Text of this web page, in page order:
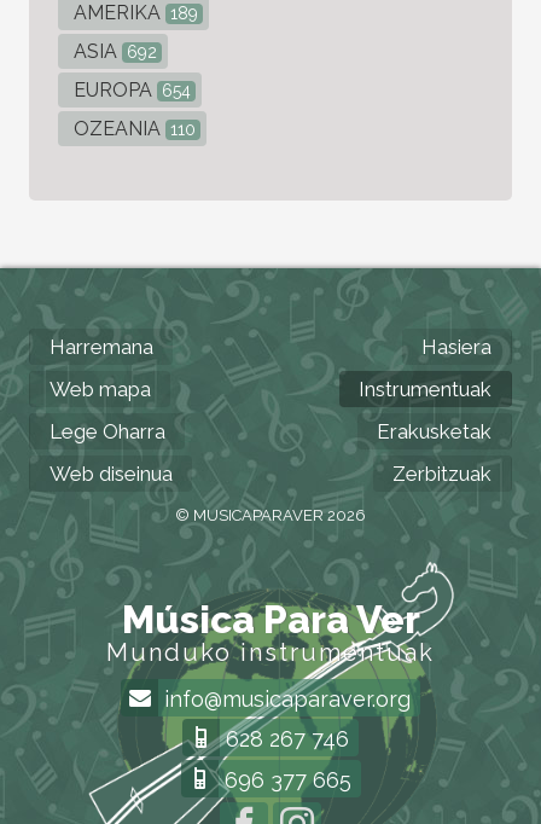
AMERIKA 189
ASIA 692
EUROPA 654
OZEANIA 110
Harremana
Web mapa
Lege Oharra
Web diseinua
Hasiera
Instrumentuak
Erakusketak
Zerbitzuak
© MUSICAPARAVER 2026
Música Para Ver
Munduko instrumentuak
info@musicaparaver.org
628 267 746
696 377 665